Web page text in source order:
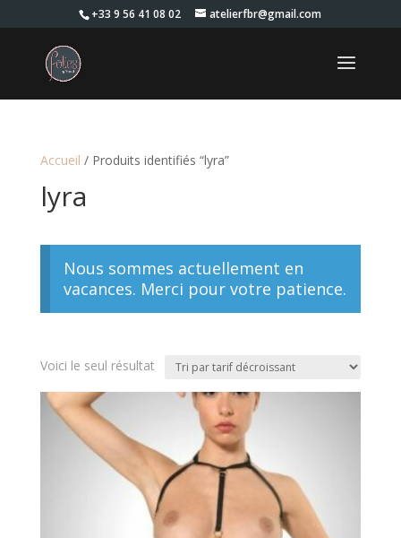
+33 9 56 41 08 02 atelierfbr@gmail.com
Accueil / Produits identifiés “lyra”
lyra
Nous sommes actuellement en
vacances. Merci pour votre patience.
Voici le seul résultat